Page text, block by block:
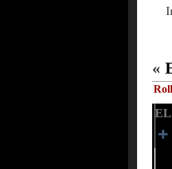
«
EL